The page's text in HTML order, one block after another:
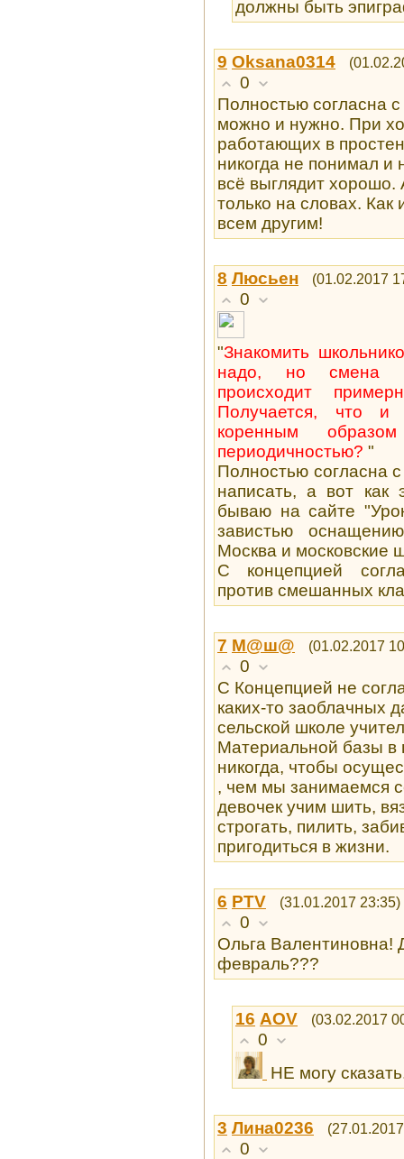
должны быть
9 Oksana0314
0
Полностью согласна
можно и нужно. При
работающих в
никогда не понимал и
всё выглядит
только на словах. Как
всем другим!
8 Люсьен (01.02.2017
0
"Знакомить
надо, но смена
происходит
Получается, что и
коренным
периодичностью? "
Полностью согласна
написать, а вот как
бываю на сайте
завистью
Москва и московские
С концепцией
против смешанных
7 М@ш@ (01.02.2017
0
С Концепцией не
каких-то заоблачных
сельской школе
Материальной базы в
никогда, чтобы
, чем мы занимаемся
девочек учим шить,
строгать, пилить,
пригодиться в жизни.
6 PTV (31.01.2017 23:35)
0
Ольга Валентиновна!
февраль???
16 AOV (03.02.2017
0
НЕ могу
3 Лина0236
0